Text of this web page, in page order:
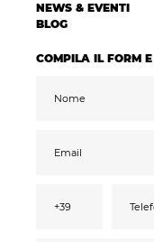
NEWS & EVENTI
BLOG
COMPILA IL FORM